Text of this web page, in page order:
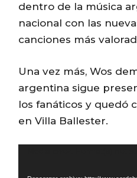
dentro de la música
nacional con las
canciones más
Una vez más, Wos
argentina sigue
los fanáticos y quedó
en Villa Ballester.